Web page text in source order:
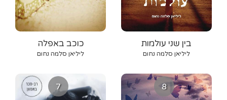
כוכב באפלה
ליליאן סלמה נחום
בין שני עולמות
ליליאן סלמה נחום
7 8